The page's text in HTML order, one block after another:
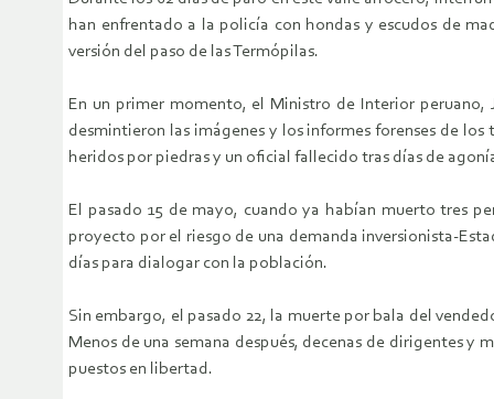
han enfrentado a la policía con hondas y escudos de
versión del paso de las Termópilas.
En un primer momento, el Ministro de Interior peruano,
desmintieron las imágenes y los informes forenses de
heridos por piedras y un oficial fallecido tras días de
El pasado 15 de mayo, cuando ya habían muerto tres
proyecto por el riesgo de una demanda inversionista-
días para dialogar con la población.
Sin embargo, el pasado 22, la muerte por bala del
Menos de una semana después, decenas de dirigentes
puestos en libertad.